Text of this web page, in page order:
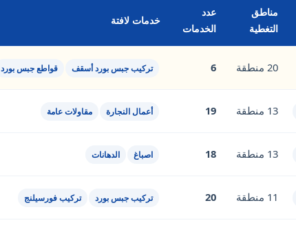
مناطق
التغطية
عدد
الخدمات
خدمات لافتة
20 منطقة 6 تركيب جبس بورد أسقف قواطع جبس بورد
13 منطقة 19 أعمال النجارة مقاولات عامة
13 منطقة 18 اصباغ الدهانات
11 منطقة 20 تركيب جبس بورد تركيب فورسيلنج